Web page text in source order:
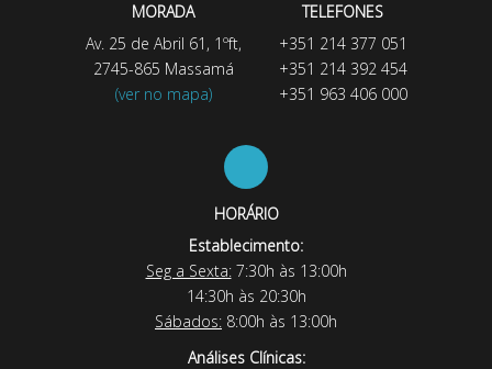
MORADA
Av. 25 de Abril 61, 1ºft,
2745-865 Massamá
(ver no mapa)
TELEFONES
+351 214 377 051
+351 214 392 454
+351 963 406 000
HORÁRIO
Establecimento:
Seg a Sexta:7:30h às 13:00h
14:30h às 20:30h
Sábados: 8:00h às 13:00h
Análises Clínicas: